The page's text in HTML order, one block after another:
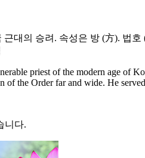
근대의 승려. 속성은 방 (方). 법
priest of the modern age of
of the Order far and wide. He
니다.